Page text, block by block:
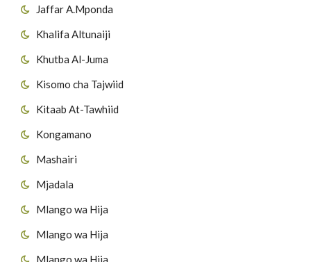
Jaffar A.Mponda
Khalifa Altunaiji
Khutba Al-Juma
Kisomo cha Tajwiid
Kitaab At-Tawhiid
Kongamano
Mashairi
Mjadala
Mlango wa Hija
Mlango wa Hija
Mlango wa Hija